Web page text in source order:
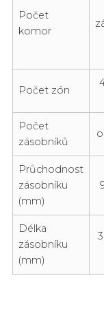
Počet
komor
Počet zón
Počet
zásobníků
Průchodnost
zásobníku
(mm)
Délka
zásobníku
(mm)